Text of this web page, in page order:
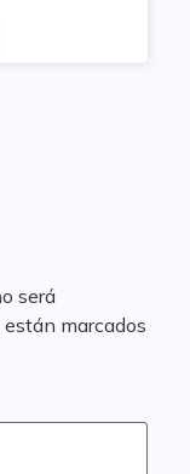
será
marcados